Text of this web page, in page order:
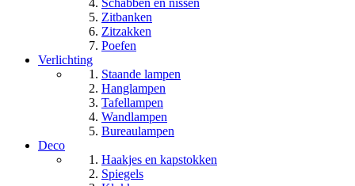
Schabben en nissen
Zitbanken
Zitzakken
Poefen
Verlichting
Staande lampen
Hanglampen
Tafellampen
Wandlampen
Bureaulampen
Deco
Haakjes en kapstokken
Spiegels